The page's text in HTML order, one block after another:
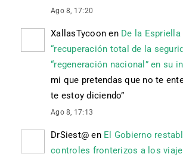
Ago 8, 17:20
XallasTycoon en De la
“recuperación total de la
“regeneración nacional” en su
mi que pretendas que no te
te estoy diciendo”
Ago 8, 17:13
DrSiest@ en El Gobierno
controles fronterizos a los